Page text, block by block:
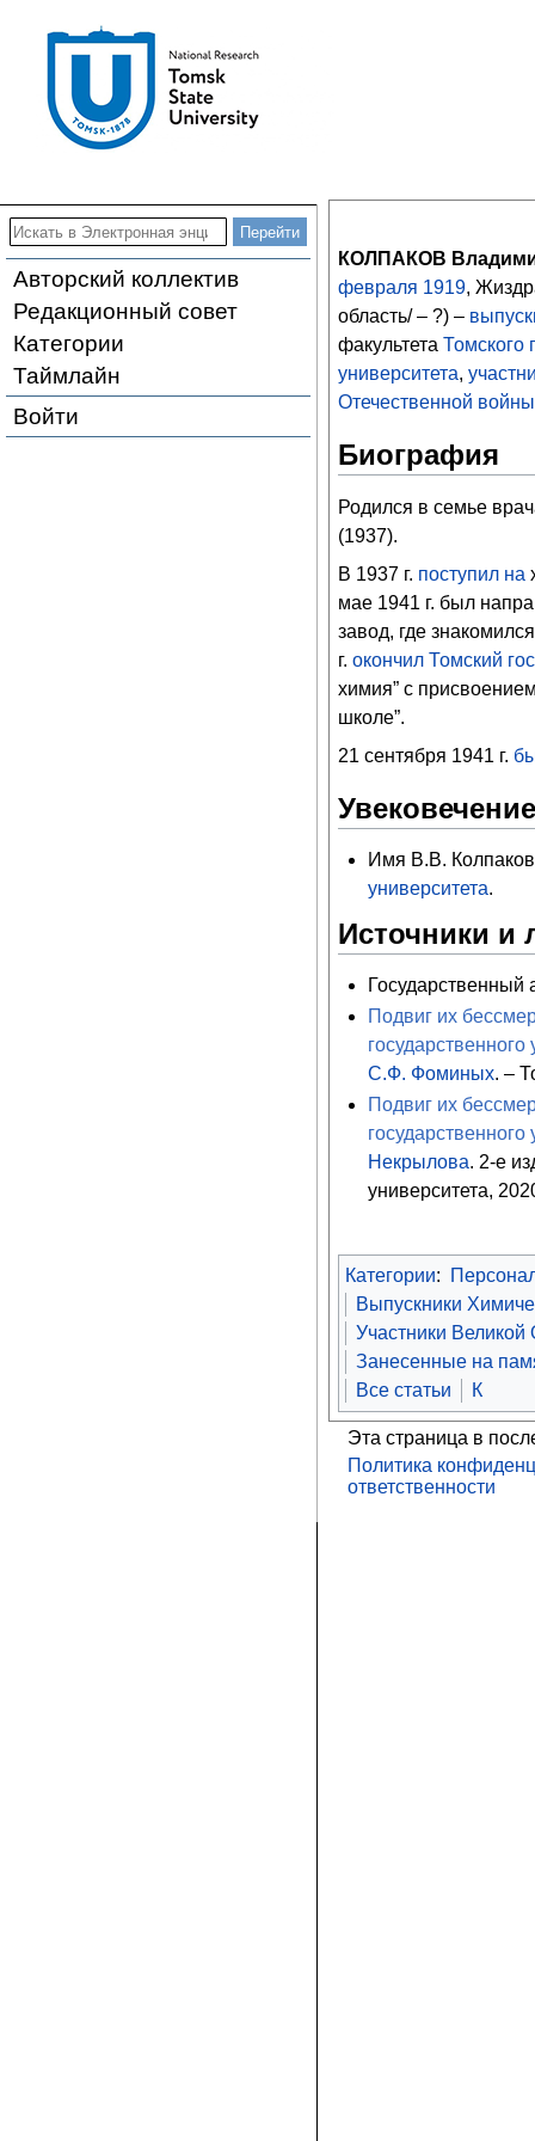
Авторский коллектив
Редакционный совет
Категории
Таймлайн
Войти
КОЛПАКОВ
февраля 1919,
область/ – ?) –
факультета Томского
университета,
Отечественной войны
Биография
Родился в семье
(1937).
В 1937 г. поступил на
мае 1941 г. был
завод, где
г. окончил Томский
химия” с
школе”.
21 сентября 1941 г.
Имя В.В.
университета.
Источники и
Подвиг их
С.Ф. Фоминых. –
Подвиг их
Некрылова. 2-е
университета,
Категории:
Выпускники
Участники
Занесенные на
Все статьи
К
Эта страница в
Политика
ответственности